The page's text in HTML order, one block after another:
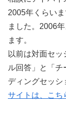
2005年くらい
ました。2006
ます。
以前は対面セ
ル回答」と「
ディングセッシ
サイトは、こち